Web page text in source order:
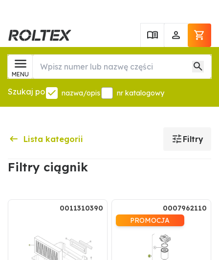
MENU
Szukaj po nazwa/opis nr katalogowy
Lista kategorii Filtry
Filtry ciągnik
0011310390
0007962110
PROMOCJA